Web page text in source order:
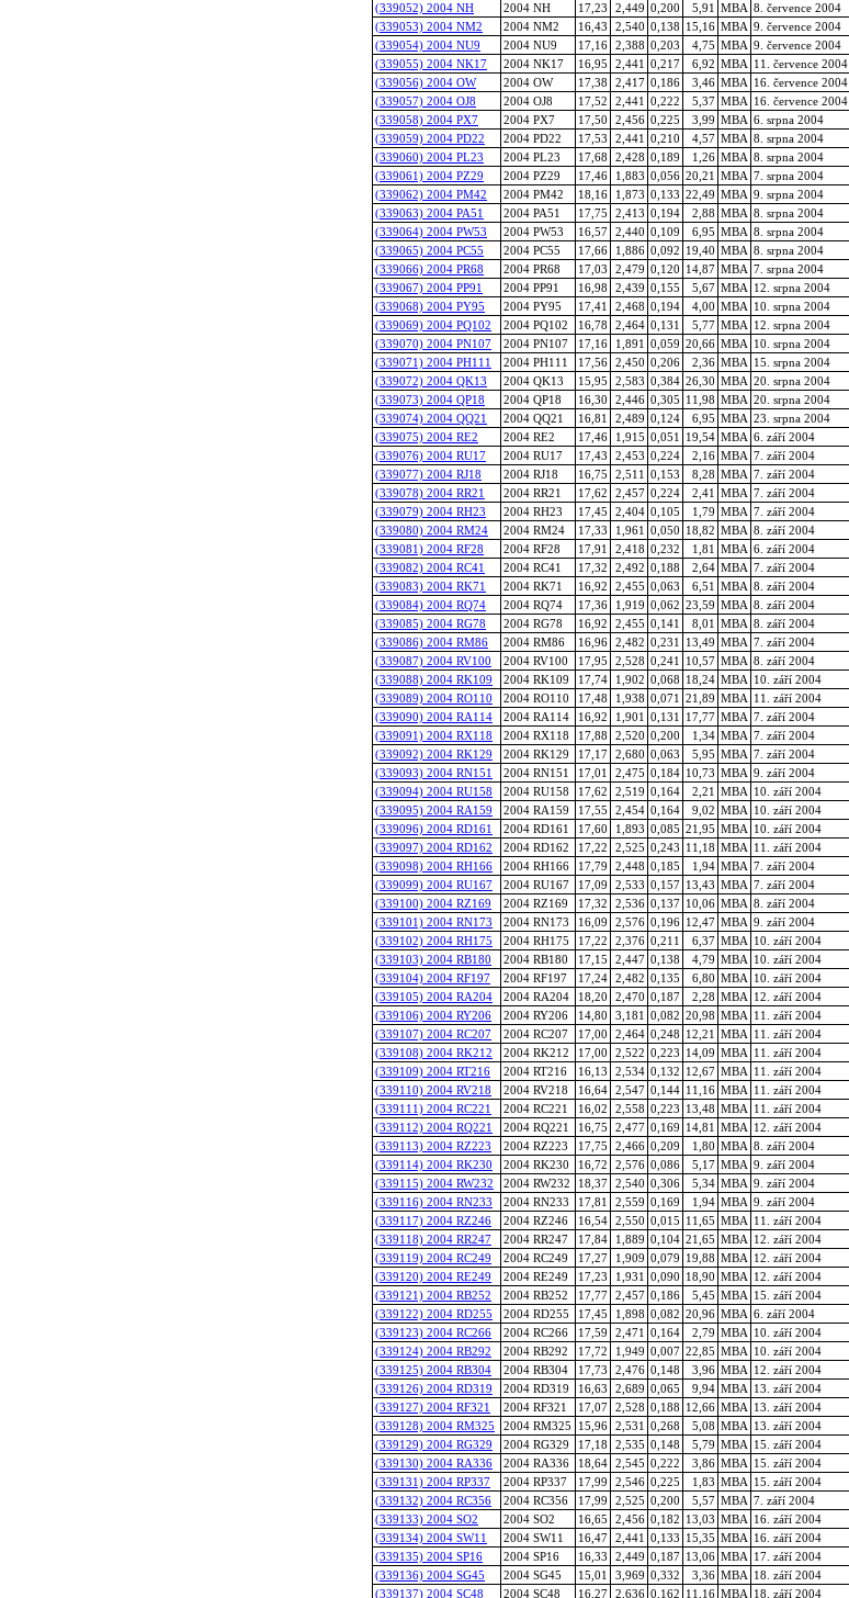
(339052) 2004 NH
2004 NH 17,23 2,449 0,200 5,91 MBA 8. července 2004
(339053) 2004 NM2
2004 NM2 16,43 2,540 0,138 15,16 MBA 9. července 2004
(339054) 2004 NU9
2004 NU9 17,16 2,388 0,203 4,75 MBA 9. července 2004
(339055) 2004 NK17
2004 NK17 16,95 2,441 0,217 6,92 MBA 11. července 2004
(339056) 2004 OW
2004 OW 17,38 2,417 0,186 3,46 MBA 16. července 2004
(339057) 2004 OJ8
2004 OJ8 17,52 2,441 0,222 5,37 MBA 16. července 2004
(339058) 2004 PX7
2004 PX7 17,50 2,456 0,225 3,99 MBA 6. srpna 2004
(339059) 2004 PD22
2004 PD22 17,53 2,441 0,210 4,57 MBA 8. srpna 2004
(339060) 2004 PL23
2004 PL23 17,68 2,428 0,189 1,26 MBA 8. srpna 2004
(339061) 2004 PZ29
2004 PZ29 17,46 1,883 0,056 20,21 MBA 7. srpna 2004
(339062) 2004 PM42
2004 PM42 18,16 1,873 0,133 22,49 MBA 9. srpna 2004
(339063) 2004 PA51
2004 PA51 17,75 2,413 0,194 2,88 MBA 8. srpna 2004
(339064) 2004 PW53
2004 PW53 16,57 2,440 0,109 6,95 MBA 8. srpna 2004
(339065) 2004 PC55
2004 PC55 17,66 1,886 0,092 19,40 MBA 8. srpna 2004
(339066) 2004 PR68
2004 PR68 17,03 2,479 0,120 14,87 MBA 7. srpna 2004
(339067) 2004 PP91
2004 PP91 16,98 2,439 0,155 5,67 MBA 12. srpna 2004
(339068) 2004 PY95
2004 PY95 17,41 2,468 0,194 4,00 MBA 10. srpna 2004
(339069) 2004 PQ102
2004 PQ102 16,78 2,464 0,131 5,77 MBA 12. srpna 2004
(339070) 2004 PN107
2004 PN107 17,16 1,891 0,059 20,66 MBA 10. srpna 2004
(339071) 2004 PH111
2004 PH111 17,56 2,450 0,206 2,36 MBA 15. srpna 2004
(339072) 2004 QK13
2004 QK13 15,95 2,583 0,384 26,30 MBA 20. srpna 2004
(339073) 2004 QP18
2004 QP18 16,30 2,446 0,305 11,98 MBA 20. srpna 2004
(339074) 2004 QQ21
2004 QQ21 16,81 2,489 0,124 6,95 MBA 23. srpna 2004
(339075) 2004 RE2
2004 RE2 17,46 1,915 0,051 19,54 MBA 6. září 2004
(339076) 2004 RU17
2004 RU17 17,43 2,453 0,224 2,16 MBA 7. září 2004
(339077) 2004 RJ18
2004 RJ18 16,75 2,511 0,153 8,28 MBA 7. září 2004
(339078) 2004 RR21
2004 RR21 17,62 2,457 0,224 2,41 MBA 7. září 2004
(339079) 2004 RH23
2004 RH23 17,45 2,404 0,105 1,79 MBA 7. září 2004
(339080) 2004 RM24
2004 RM24 17,33 1,961 0,050 18,82 MBA 8. září 2004
(339081) 2004 RF28
2004 RF28 17,91 2,418 0,232 1,81 MBA 6. září 2004
(339082) 2004 RC41
2004 RC41 17,32 2,492 0,188 2,64 MBA 7. září 2004
(339083) 2004 RK71
2004 RK71 16,92 2,455 0,063 6,51 MBA 8. září 2004
(339084) 2004 RQ74
2004 RQ74 17,36 1,919 0,062 23,59 MBA 8. září 2004
(339085) 2004 RG78
2004 RG78 16,92 2,455 0,141 8,01 MBA 8. září 2004
(339086) 2004 RM86
2004 RM86 16,96 2,482 0,231 13,49 MBA 7. září 2004
(339087) 2004 RV100
2004 RV100 17,95 2,528 0,241 10,57 MBA 8. září 2004
(339088) 2004 RK109
2004 RK109 17,74 1,902 0,068 18,24 MBA 10. září 2004
(339089) 2004 RO110
2004 RO110 17,48 1,938 0,071 21,89 MBA 11. září 2004
(339090) 2004 RA114
2004 RA114 16,92 1,901 0,131 17,77 MBA 7. září 2004
(339091) 2004 RX118
2004 RX118 17,88 2,520 0,200 1,34 MBA 7. září 2004
(339092) 2004 RK129
2004 RK129 17,17 2,680 0,063 5,95 MBA 7. září 2004
(339093) 2004 RN151
2004 RN151 17,01 2,475 0,184 10,73 MBA 9. září 2004
(339094) 2004 RU158
2004 RU158 17,62 2,519 0,164 2,21 MBA 10. září 2004
(339095) 2004 RA159
2004 RA159 17,55 2,454 0,164 9,02 MBA 10. září 2004
(339096) 2004 RD161
2004 RD161 17,60 1,893 0,085 21,95 MBA 10. září 2004
(339097) 2004 RD162
2004 RD162 17,22 2,525 0,243 11,18 MBA 11. září 2004
(339098) 2004 RH166
2004 RH166 17,79 2,448 0,185 1,94 MBA 7. září 2004
(339099) 2004 RU167
2004 RU167 17,09 2,533 0,157 13,43 MBA 7. září 2004
(339100) 2004 RZ169
2004 RZ169 17,32 2,536 0,137 10,06 MBA 8. září 2004
(339101) 2004 RN173
2004 RN173 16,09 2,576 0,196 12,47 MBA 9. září 2004
(339102) 2004 RH175
2004 RH175 17,22 2,376 0,211 6,37 MBA 10. září 2004
(339103) 2004 RB180
2004 RB180 17,15 2,447 0,138 4,79 MBA 10. září 2004
(339104) 2004 RF197
2004 RF197 17,24 2,482 0,135 6,80 MBA 10. září 2004
(339105) 2004 RA204
2004 RA204 18,20 2,470 0,187 2,28 MBA 12. září 2004
(339106) 2004 RY206
2004 RY206 14,80 3,181 0,082 20,98 MBA 11. září 2004
(339107) 2004 RC207
2004 RC207 17,00 2,464 0,248 12,21 MBA 11. září 2004
(339108) 2004 RK212
2004 RK212 17,00 2,522 0,223 14,09 MBA 11. září 2004
(339109) 2004 RT216
2004 RT216 16,13 2,534 0,132 12,67 MBA 11. září 2004
(339110) 2004 RV218
2004 RV218 16,64 2,547 0,144 11,16 MBA 11. září 2004
(339111) 2004 RC221
2004 RC221 16,02 2,558 0,223 13,48 MBA 11. září 2004
(339112) 2004 RQ221
2004 RQ221 16,75 2,477 0,169 14,81 MBA 12. září 2004
(339113) 2004 RZ223
2004 RZ223 17,75 2,466 0,209 1,80 MBA 8. září 2004
(339114) 2004 RK230
2004 RK230 16,72 2,576 0,086 5,17 MBA 9. září 2004
(339115) 2004 RW232
2004 RW232 18,37 2,540 0,306 5,34 MBA 9. září 2004
(339116) 2004 RN233
2004 RN233 17,81 2,559 0,169 1,94 MBA 9. září 2004
(339117) 2004 RZ246
2004 RZ246 16,54 2,550 0,015 11,65 MBA 11. září 2004
(339118) 2004 RR247
2004 RR247 17,84 1,889 0,104 21,65 MBA 12. září 2004
(339119) 2004 RC249
2004 RC249 17,27 1,909 0,079 19,88 MBA 12. září 2004
(339120) 2004 RE249
2004 RE249 17,23 1,931 0,090 18,90 MBA 12. září 2004
(339121) 2004 RB252
2004 RB252 17,77 2,457 0,186 5,45 MBA 15. září 2004
(339122) 2004 RD255
2004 RD255 17,45 1,898 0,082 20,96 MBA 6. září 2004
(339123) 2004 RC266
2004 RC266 17,59 2,471 0,164 2,79 MBA 10. září 2004
(339124) 2004 RB292
2004 RB292 17,72 1,949 0,007 22,85 MBA 10. září 2004
(339125) 2004 RB304
2004 RB304 17,73 2,476 0,148 3,96 MBA 12. září 2004
(339126) 2004 RD319
2004 RD319 16,63 2,689 0,065 9,94 MBA 13. září 2004
(339127) 2004 RF321
2004 RF321 17,07 2,528 0,188 12,66 MBA 13. září 2004
(339128) 2004 RM325
2004 RM325 15,96 2,531 0,268 5,08 MBA 13. září 2004
(339129) 2004 RG329
2004 RG329 17,18 2,535 0,148 5,79 MBA 15. září 2004
(339130) 2004 RA336
2004 RA336 18,64 2,545 0,222 3,86 MBA 15. září 2004
(339131) 2004 RP337
2004 RP337 17,99 2,546 0,225 1,83 MBA 15. září 2004
(339132) 2004 RC356
2004 RC356 17,99 2,525 0,200 5,57 MBA 7. září 2004
(339133) 2004 SO2
2004 SO2 16,65 2,456 0,182 13,03 MBA 16. září 2004
(339134) 2004 SW11
2004 SW11 16,47 2,441 0,133 15,35 MBA 16. září 2004
(339135) 2004 SP16
2004 SP16 16,33 2,449 0,187 13,06 MBA 17. září 2004
(339136) 2004 SG45
2004 SG45 15,01 3,969 0,332 3,36 MBA 18. září 2004
(339137) 2004 SC48
2004 SC48 16,27 2,636 0,162 11,16 MBA 18. září 2004